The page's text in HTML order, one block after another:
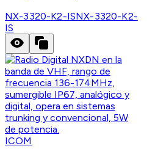
NX-3320-K2-ISNX-3320-K2-
IS
ICOM